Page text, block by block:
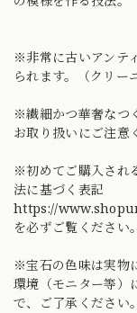
※非常に古いアンテ
られます。（クリー
※繊細かつ華奢なつ
お取り扱いにご注意
※初めてご購入され
法に基づく表記
https://
を必ずご覧ください。
※宝石の色味は実物
環境（モニター等）
で、ご了承ください。